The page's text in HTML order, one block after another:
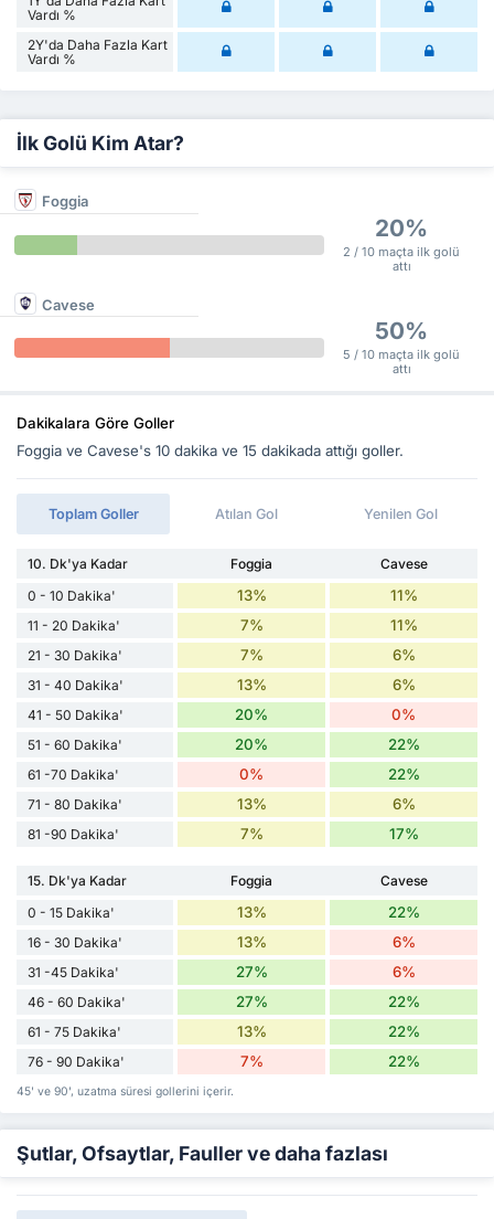
Vardı %
2Y'da Daha Fazla Kart
Vardı %
İlk Golü Kim Atar?
Foggia
20%
2 / 10 maçta ilk golü
attı
Cavese
50%
5 / 10 maçta ilk golü
attı
Dakikalara Göre Goller
Foggia ve Cavese's 10 dakika ve 15 dakikada attığı goller.
Toplam Goller Atılan Gol Yenilen Gol
10. Dk'ya Kadar Foggia
Cavese
0 - 10 Dakika'
13% 11%
11 - 20 Dakika' 7% 11%
21 - 30 Dakika' 7% 6%
31 - 40 Dakika' 13% 6%
41 - 50 Dakika' 20% 0%
51 - 60 Dakika' 20% 22%
61 -70 Dakika' 0% 22%
71 - 80 Dakika' 13% 6%
81 -90 Dakika' 7% 17%
15. Dk'ya Kadar Foggia
Cavese
0 - 15 Dakika'
13% 22%
16 - 30 Dakika' 13% 6%
31 -45 Dakika' 27% 6%
46 - 60 Dakika' 27% 22%
61 - 75 Dakika' 13% 22%
76 - 90 Dakika' 7% 22%
45' ve 90', uzatma süresi gollerini içerir.
Şutlar, Ofsaytlar, Fauller ve daha fazlası